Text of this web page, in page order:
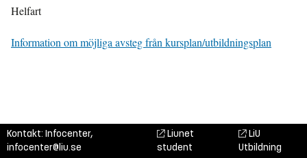
Helfart
Information om möjliga avsteg från kursplan/utbildningsplan
Kontakt: Infocenter,
infocenter@liu.se
Liunet
student
LiU
Utbildning